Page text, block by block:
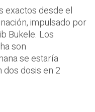
exactos desde el
impulsado por
Bukele. Los
son
se estaría
dosis en 2